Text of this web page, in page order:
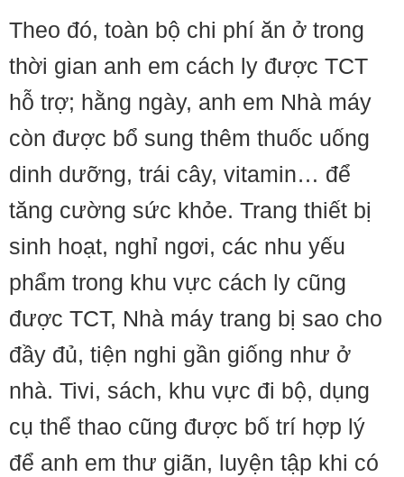
Theo đó, toàn bộ chi phí ăn ở trong
thời gian anh em cách ly được TCT
hỗ trợ; hằng ngày, anh em Nhà máy
còn được bổ sung thêm thuốc uống
dinh dưỡng, trái cây, vitamin… để
tăng cường sức khỏe. Trang thiết bị
sinh hoạt, nghỉ ngơi, các nhu yếu
phẩm trong khu vực cách ly cũng
được TCT, Nhà máy trang bị sao cho
đầy đủ, tiện nghi gần giống như ở
nhà. Tivi, sách, khu vực đi bộ, dụng
cụ thể thao cũng được bố trí hợp lý
để anh em thư giãn, luyện tập khi có